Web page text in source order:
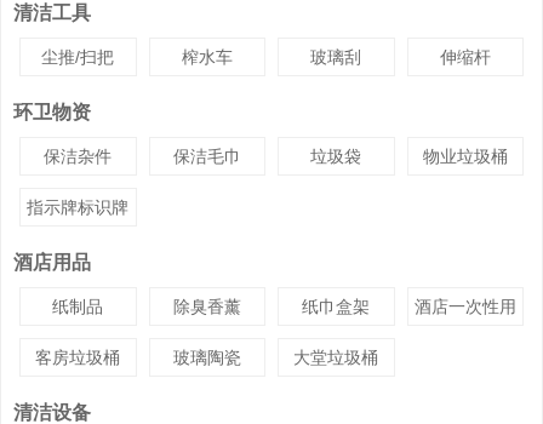
清洁工具
尘推/扫把 榨水车 玻璃刮 伸缩杆
环卫物资
保洁杂件 保洁毛巾 垃圾袋 物业垃圾桶
指示牌标识牌
酒店用品
纸制品 除臭香薰 纸巾盒架
酒店一次性用
客房垃圾桶 玻璃陶瓷 大堂垃圾桶
清洁设备